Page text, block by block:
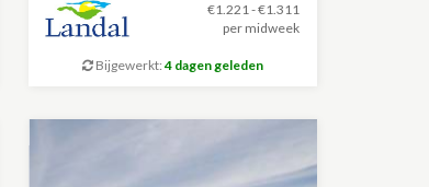
€1.221 - €1.311
per midweek
Bijgewerkt:4 dagen geleden